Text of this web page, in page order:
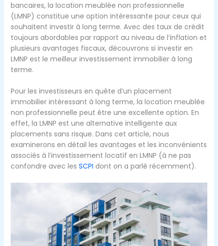
bancaires, la location meublée non professionnelle
(LMNP) constitue une option intéressante pour ceux qui
souhaitent investir à long terme. Avec des taux de crédit
toujours abordables par rapport au niveau de l’inflation et
plusieurs avantages fiscaux, découvrons si investir en
LMNP est le meilleur investissement immobilier à long
terme.
Pour les investisseurs en quête d’un placement
immobilier intéressant à long terme, la location meublée
non professionnelle peut être une excellente option. En
effet, la LMNP est une alternative intelligente aux
placements sans risque. Dans cet article, nous
examinerons en détail les avantages et les inconvénients
associés à l’investissement locatif en LMNP (à ne pas
confondre avec les SCPI dont on a parlé récemment).